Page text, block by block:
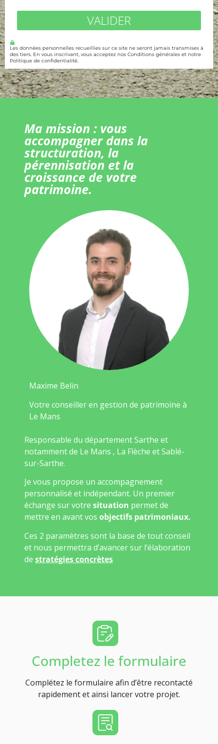
VALIDER
Les données personnelles recueillies sur ce site ne seront jamais transmises à
des tiers. En vous inscrivant, vous acceptez nos Conditions générales et notre
Politique de confidentialité.
Ma mission : vous
accompagner dans la
structuration, la
pérennisation et la
croissance de votre
patrimoine.
Maxime Belin
Votre conseiller en gestion de patrimoine à
Le Mans
Responsable du département Sarthe et
notamment de Le Mans , La Flèche et Sablé-
sur-Sarthe.
Je vous propose un accompagnement
personnalisé et indépendant. Un premier
échange sur votre situation permet de
mettre en avant vos objectifs patrimoniaux.
Ces 2 paramètres sont la base de tout conseil
et nous permettra d’avancer sur l’élaboration
de stratégies concrètes
Completez le formulaire
Complétez le formulaire afin d’être recontacté
rapidement et ainsi lancer votre projet.